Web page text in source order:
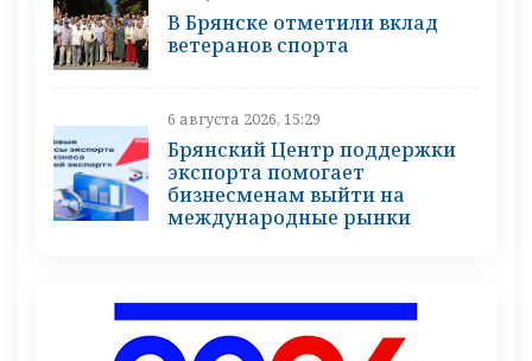
В Брянске отметили вклад
ветеранов спорта
6 августа 2026, 15:29
Брянский Центр поддержки
экспорта помогает
бизнесменам выйти на
международные рынки